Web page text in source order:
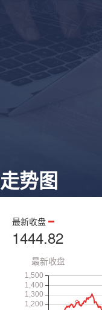
走势图
最新收盘
1444.82